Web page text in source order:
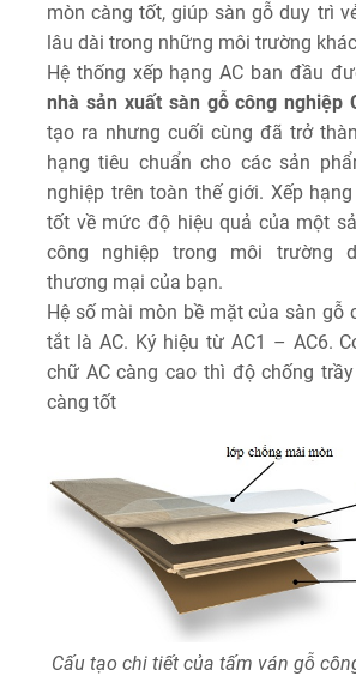
mòn càng tốt, giúp sàn gỗ duy trì
lâu dài trong những môi trường
Hệ thống xếp hạng AC ban đầu
nhà sản xuất sàn gỗ công nghiệp
tạo ra nhưng cuối cùng đã trở
hạng tiêu chuẩn cho các sản
nghiệp trên toàn thế giới. Xếp
tốt về mức độ hiệu quả của một
công nghiệp trong môi trường
thương mại của bạn.
Hệ số mài mòn bề mặt của sàn gỗ
tắt là AC. Ký hiệu từ AC1 – AC6.
chữ AC càng cao thì độ chống
càng tốt
Cấu tạo chi tiết của tấm ván gỗ